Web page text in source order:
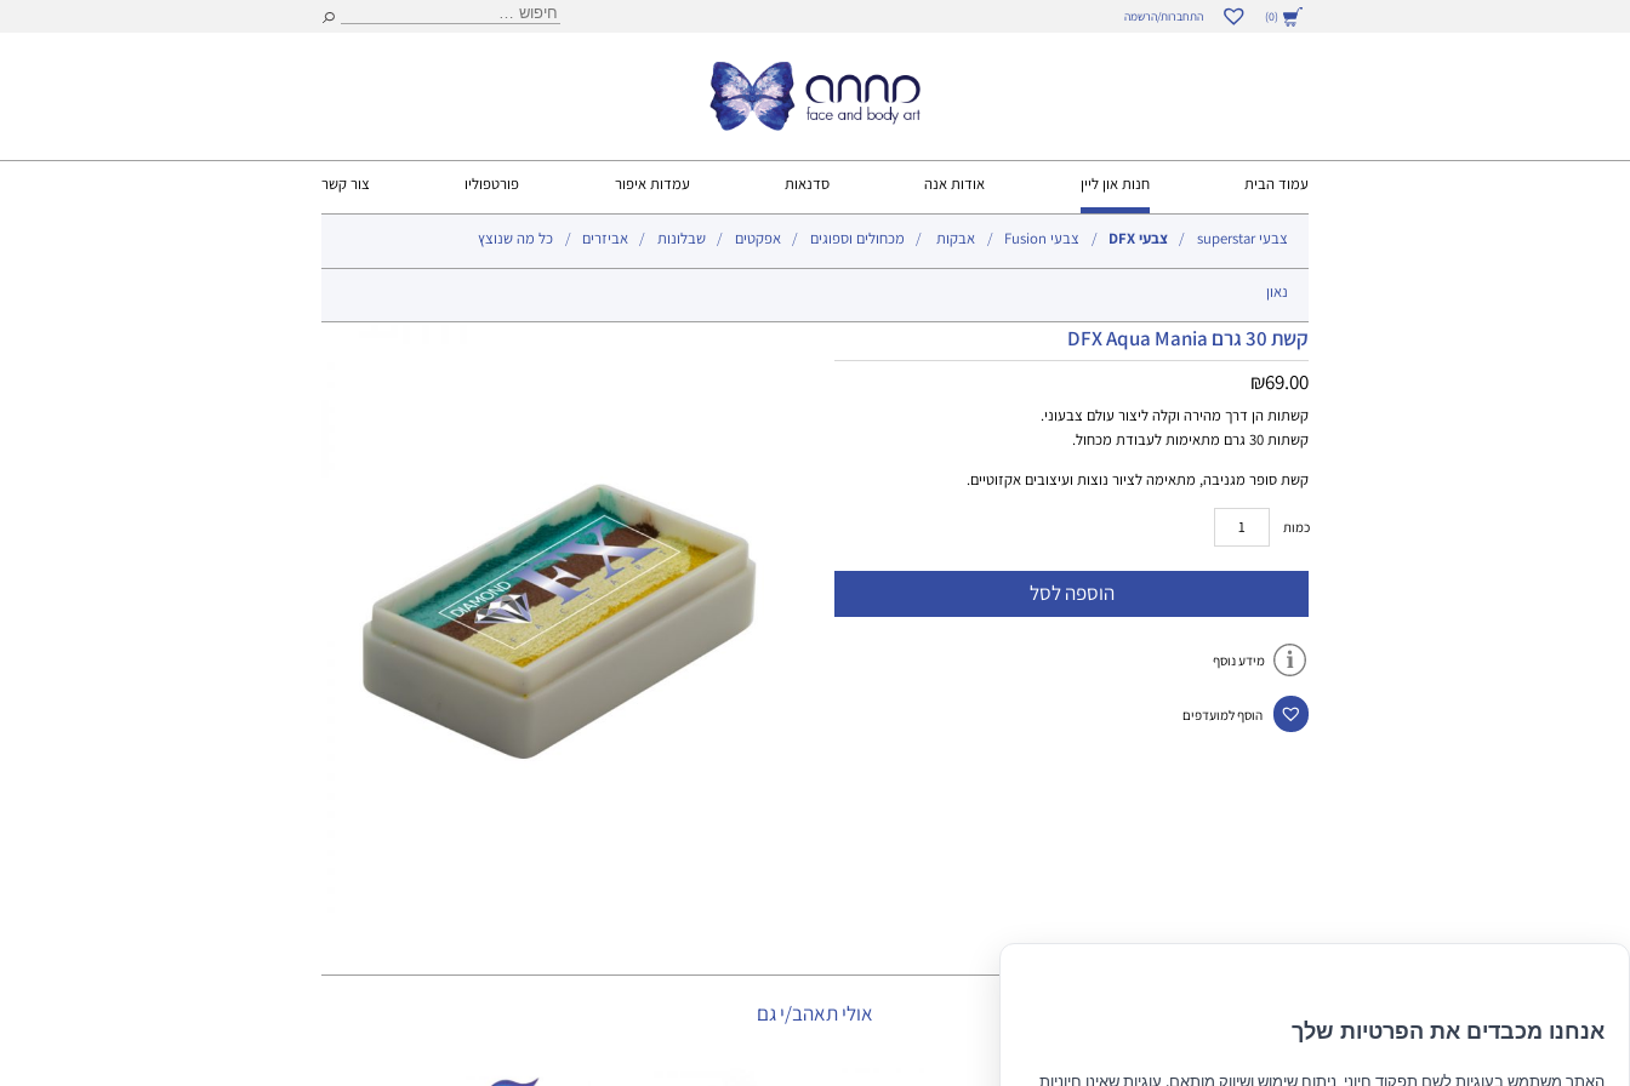
(0) התחברות/הרשמה חיפוש:
עמוד הבית חנות און ליין
צבעי superstar צבעי DFX צבעי Fusion אבקות
נאון
מכחולים וספוגים אפקטים שבלונות אביזרים כל מה שנוצץ
אודות אנה סדנאות עמדות איפור פורטפוליו צור קשר
קשת 30 גרם DFX Aqua Mania
₪69.00
קשתות הן דרך מהירה וקלה ליצור עולם צבעוני.
קשתות 30 גרם מתאימות לעבודת מכחול.
קשת סופר מגניבה, מתאימה לציור נוצות ועיצובים אקזוטיים.
כמות
הוספה לסל
מידע נוסף
הוסף למועדפים
אולי תאהב/י גם
אנחנו מכבדים את הפרטיות שלך
האתר משתמש בעוגיות לשם תפקוד חיוני, ניתוח שימוש ושיווק מותאם. עוגיות שאינן חיוניות